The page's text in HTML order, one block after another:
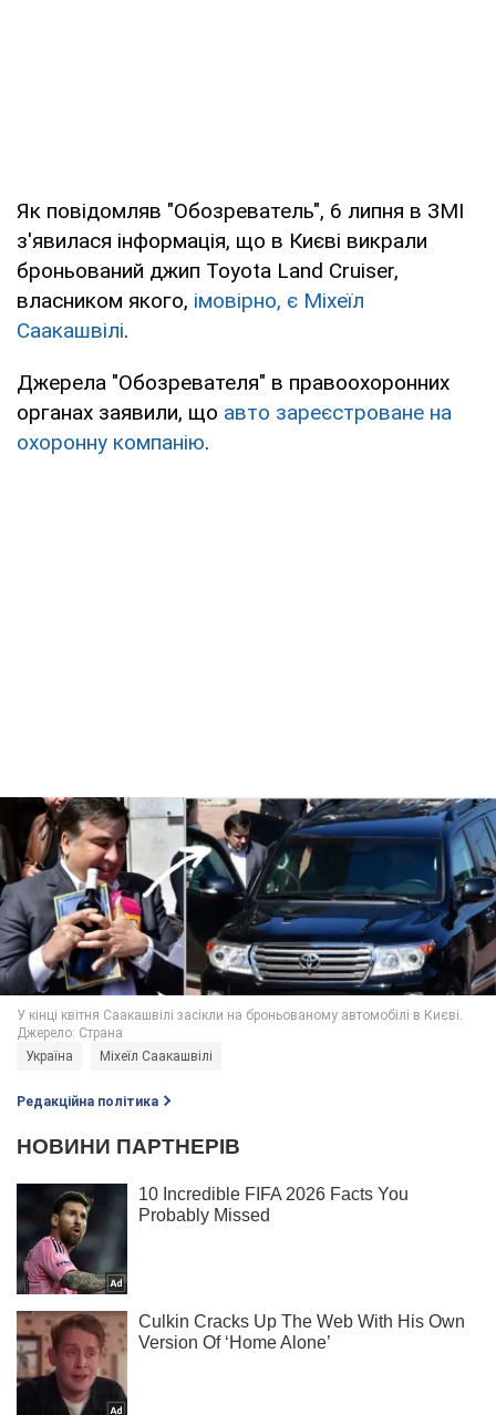
Як повідомляв "Обозреватель", 6 липня в ЗМІ
з'явилася інформація, що в Києві викрали
броньований джип Toyota Land Cruiser,
власником якого, імовірно, є Міхеїл
Саакашвілі.
Джерела "Обозревателя" в правоохоронних
органах заявили, що авто зареєстроване на
охоронну компанію.
Україна Міхеїл Саакашвілі
Редакційна політика